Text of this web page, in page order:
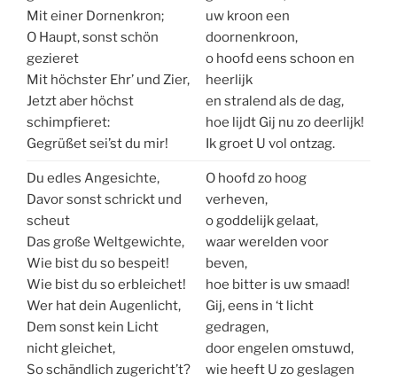
Mit einer Dornenkron;
O Haupt, sonst schön
gezieret
Mit höchster Ehr’ und Zier,
Jetzt aber höchst
schimpfieret:
Gegrüßet sei’st du mir!
uw kroon een
doornenkroon,
o hoofd eens schoon en
heerlijk
en stralend als de dag,
hoe lijdt Gij nu zo deerlijk!
Ik groet U vol ontzag.
Du edles Angesichte,
Davor sonst schrickt und
scheut
Das große Weltgewichte,
Wie bist du so bespeit!
Wie bist du so erbleichet!
Wer hat dein Augenlicht,
Dem sonst kein Licht
nicht gleichet,
So schändlich zugericht’t?
O hoofd zo hoog
verheven,
o goddelijk gelaat,
waar werelden voor
beven,
hoe bitter is uw smaad!
Gij, eens in ‘t licht
gedragen,
door engelen omstuwd,
wie heeft U zo geslagen